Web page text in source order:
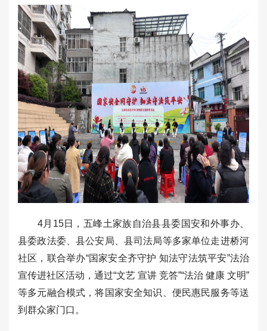
4月15日，五峰土家族自治县县委国安和外事办、
县委政法委、县公安局、县司法局等多家单位走进桥河
社区，联合举办“国家安全齐守护 知法守法筑平安”法治
宣传进社区活动，通过“文艺 宣讲 竞答”“法治 健康 文明”
等多元融合模式，将国家安全知识、便民惠民服务等送
到群众家门口。